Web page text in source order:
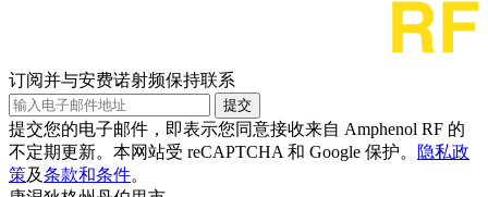
订阅并与安费诺射频保持联系
提交
提交您的电子邮件，即表示您同意接收来自 Amphenol RF 的
不定期更新。本网站受 reCAPTCHA 和 Google 保护。
隐私政
策及条款和条件。